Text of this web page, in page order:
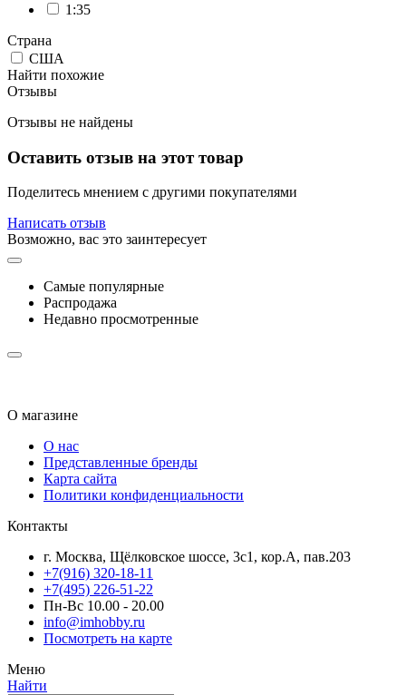
1:35
Страна
США
Найти похожие
Отзывы
Отзывы не найдены
Оставить отзыв на этот товар
Поделитесь мнением с другими покупателями
Написать отзыв
Возможно, вас это заинтересует
Самые популярные
Распродажа
Недавно просмотренные
О магазине
О нас
Представленные бренды
Карта сайта
Политики конфиденциальности
Контакты
г. Москва, Щёлковское шоссе, 3с1, кор.А, пав.203
+7(916) 320-18-11
+7(495) 226-51-22
Пн-Вс 10.00 - 20.00
info@imhobby.ru
Посмотреть на карте
Меню
Найти